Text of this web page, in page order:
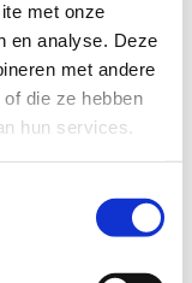
met onze
en analyse. Deze
met andere
die ze hebben
hun services.